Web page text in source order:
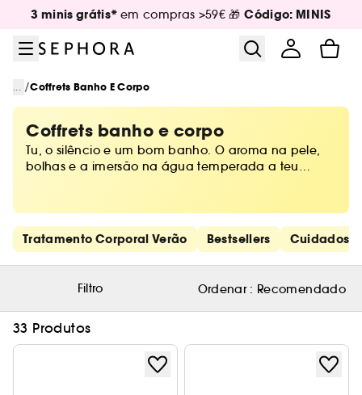
Ir para o menu
Ir para o conteúdo principal
Ir para o rodapé
3 minis grátis* em compras >59€ 🎁Código: MINIS
... /Coffrets Banho E Corpo
Coffrets banho e corpo
Tu, o silêncio e um bom banho. O aroma na pele,
bolhas e a imersão na água temperada a teu
Sephora, a diversão é garantida.
Saltar os links rápidos
Tratamento Corporal Verão Bestsellers Cuidados
Filtro Ordenar : Recomendado
33 Produtos